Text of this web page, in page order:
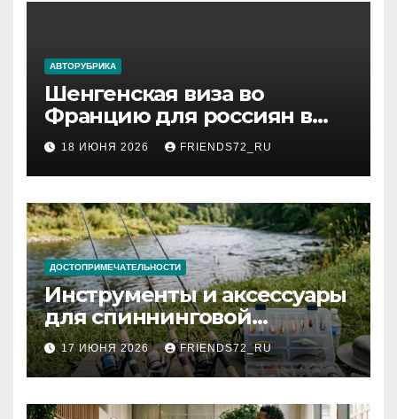
АВТОРУБРИКА
Шенгенская виза во
Францию для россиян в
2026 году: сроки от 3 дней
и список необходимых
документов
18 ИЮНЯ 2026 FRIENDS72_RU
ДОСТОПРИМЕЧАТЕЛЬНОСТИ
Инструменты и аксессуары
для спиннинговой
рыбалки: назначение и
типы
17 ИЮНЯ 2026 FRIENDS72_RU